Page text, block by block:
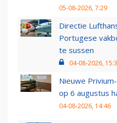
05-08-2026, 7:29
Directie
Portugese
te sussen
04-08-2026,
Nieuwe
op 6 augustus
04-08-2026, 14:46